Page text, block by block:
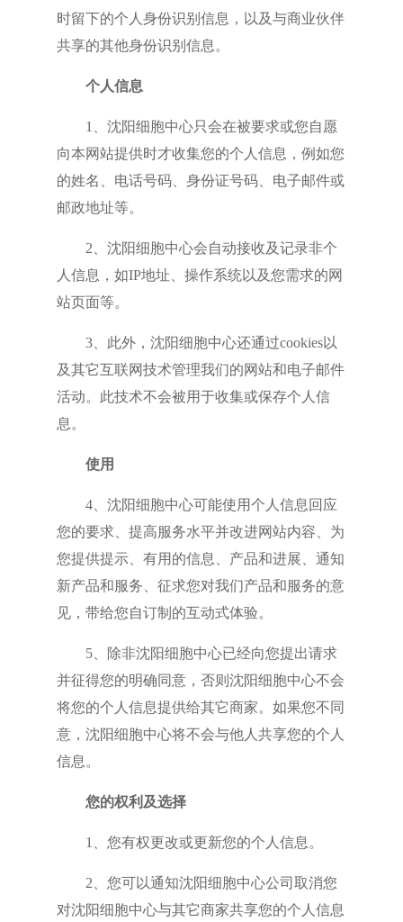
时留下的个人身份识别信息，以及与商业伙伴
共享的其他身份识别信息。
个人信息
1、沈阳细胞中心只会在被要求或您自愿
向本网站提供时才收集您的个人信息，例如您
的姓名、电话号码、身份证号码、电子邮件或
邮政地址等。
2、沈阳细胞中心会自动接收及记录非个
人信息，如IP地址、操作系统以及您需求的网
站页面等。
3、此外，沈阳细胞中心还通过cookies以
及其它互联网技术管理我们的网站和电子邮件
活动。此技术不会被用于收集或保存个人信
息。
使用
4、沈阳细胞中心可能使用个人信息回应
您的要求、提高服务水平并改进网站内容、为
您提供提示、有用的信息、产品和进展、通知
新产品和服务、征求您对我们产品和服务的意
见，带给您自订制的互动式体验。
5、除非沈阳细胞中心已经向您提出请求
并征得您的明确同意，否则沈阳细胞中心不会
将您的个人信息提供给其它商家。如果您不同
意，沈阳细胞中心将不会与他人共享您的个人
信息。
您的权利及选择
1、您有权更改或更新您的个人信息。
2、您可以通知沈阳细胞中心公司取消您
对沈阳细胞中心与其它商家共享您的个人信息